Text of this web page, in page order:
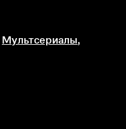
Мультсериалы,